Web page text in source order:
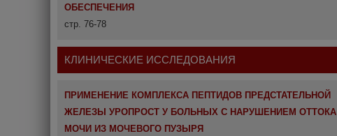
ОБЕСПЕЧЕНИЯ
стр. 76-78
КЛИНИЧЕСКИЕ ИССЛЕДОВАНИЯ
ПРИМЕНЕНИЕ КОМПЛЕКСА ПЕПТИДОВ ПРЕДСТАТЕЛЬНОЙ
ЖЕЛЕЗЫ УРОПРОСТ У БОЛЬНЫХ С НАРУШЕНИЕМ ОТТОКА
МОЧИ ИЗ МОЧЕВОГО ПУЗЫРЯ